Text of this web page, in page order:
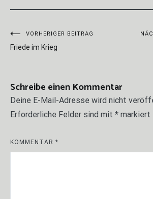
Beitragsnavigation
VORHERIGER BEITRAG
Friede im Krieg
Schreibe einen Kommentar
Deine E-Mail-Adresse wird nicht
Erforderliche Felder sind mit * markiert
KOMMENTAR *